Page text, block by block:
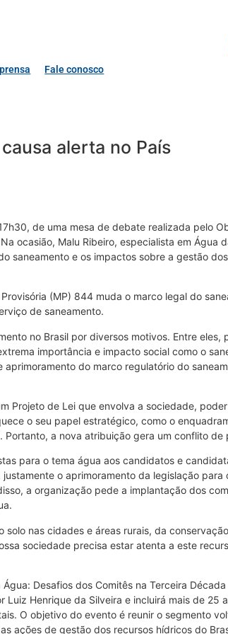
Fale conosco
alerta no País
de uma mesa de debate realizada pelo
ocasião, Malu Ribeiro, especialista em
saneamento e os impactos sobre a gestão
(MP) 844 muda o marco legal do
de saneamento.
no Brasil por diversos motivos. Entre
importância e impacto social como o
do marco regulatório do
Projeto de Lei que envolva a sociedade,
o seu papel estratégico, como o
a nova atribuição gera um conflito de
para o tema água aos candidatos e
o aprimoramento da legislação
a organização pede a implantação dos
nas cidades e áreas rurais, da
sociedade precisa estar atenta a este
Desafios dos Comitês na Terceira
Henrique da Silveira e incluirá mais de
O objetivo do evento é reunir o segmento
ações de gestão dos recursos hídricos do